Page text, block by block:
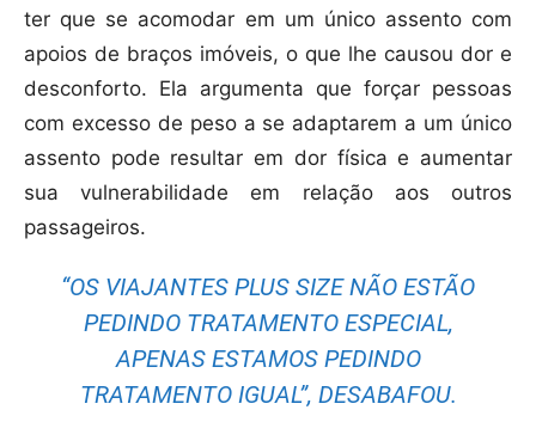
ter que se acomodar em um único assento com
apoios de braços imóveis, o que lhe causou dor e
desconforto. Ela argumenta que forçar pessoas
com excesso de peso a se adaptarem a um único
assento pode resultar em dor física e aumentar
sua vulnerabilidade em relação aos outros
passageiros.
“OS VIAJANTES PLUS SIZE NÃO ESTÃO
PEDINDO TRATAMENTO ESPECIAL,
APENAS ESTAMOS PEDINDO
TRATAMENTO IGUAL”, DESABAFOU.